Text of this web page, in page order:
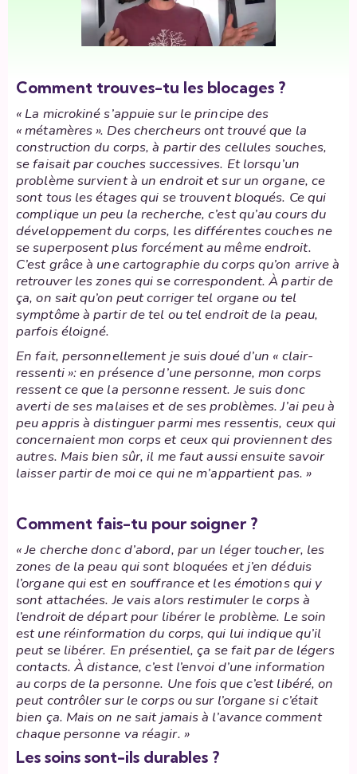
Comment trouves-tu les blocages ?
« La microkiné s’appuie sur le principe des
« métamères ». Des chercheurs ont trouvé que la
construction du corps, à partir des cellules souches,
se faisait par couches successives. Et lorsqu’un
problème survient à un endroit et sur un organe, ce
sont tous les étages qui se trouvent bloqués. Ce qui
complique un peu la recherche, c’est qu’au cours du
développement du corps, les différentes couches ne
se superposent plus forcément au même endroit.
C’est grâce à une cartographie du corps qu’on arrive à
retrouver les zones qui se correspondent. À partir de
ça, on sait qu’on peut corriger tel organe ou tel
symptôme à partir de tel ou tel endroit de la peau,
parfois éloigné.
En fait, personnellement je suis doué d’un « clair-
ressenti »: en présence d’une personne, mon corps
ressent ce que la personne ressent. Je suis donc
averti de ses malaises et de ses problèmes. J’ai peu à
peu appris à distinguer parmi mes ressentis, ceux qui
concernaient mon corps et ceux qui proviennent des
autres. Mais bien sûr, il me faut aussi ensuite savoir
laisser partir de moi ce qui ne m’appartient pas. »
Comment fais-tu pour soigner ?
« Je cherche donc d’abord, par un léger toucher, les
zones de la peau qui sont bloquées et j’en déduis
l’organe qui est en souffrance et les émotions qui y
sont attachées. Je vais alors restimuler le corps à
l’endroit de départ pour libérer le problème. Le soin
est une réinformation du corps, qui lui indique qu’il
peut se libérer. En présentiel, ça se fait par de légers
contacts. À distance, c’est l’envoi d’une information
au corps de la personne. Une fois que c’est libéré, on
peut contrôler sur le corps ou sur l’organe si c’était
bien ça. Mais on ne sait jamais à l’avance comment
chaque personne va réagir. »
Les soins sont-ils durables ?